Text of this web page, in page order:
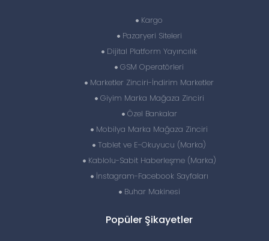
Kargo
Pazaryeri Siteleri
Dijital Platform Yayıncılık
GSM Operatörleri
Marketler Zinciri-İndirim Marketler
Giyim Marka Mağaza Zinciri
Özel Bankalar
Mobilya Marka Mağaza Zinciri
Tablet ve E-Okuyucu (Marka)
Kablolu-Sabit Haberleşme (Marka)
İnstagram-Facebook Sayfaları
Buhar Makinesi
Popüler Şikayetler